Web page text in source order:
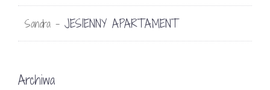
Sandra - JESIENNY APARTAMENT
Archiwa